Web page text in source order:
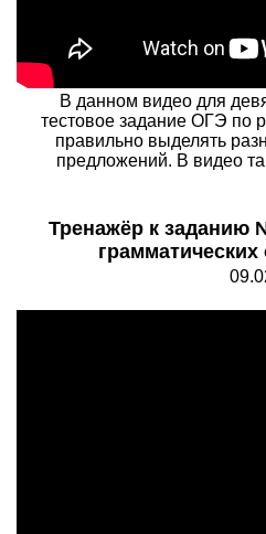
В данном видео для
тестовое задание ОГЭ по
правильно выделять
предложений. В видео
Тренажёр к заданию
грамматических